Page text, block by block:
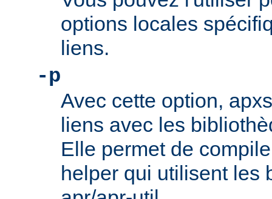
options locales
liens.
-p
Avec cette option,
liens avec les
Elle permet de
helper qui utilisent les